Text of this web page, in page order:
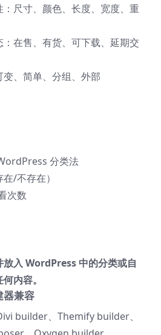
尺寸、颜色、长度、宽度、重
：在售、有货、可下载、延期交
变、简单、分组、外部
分类法
/不存在）
次数
放入 WordPress 中的分类或自
内容。
兼容
builder、Themify builder、